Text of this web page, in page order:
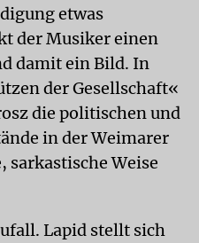
etwas
der Musiker einen
damit ein Bild. In
der Gesellschaft«
die politischen und
in der Weimarer
sarkastische Weise
Lapid stellt sich